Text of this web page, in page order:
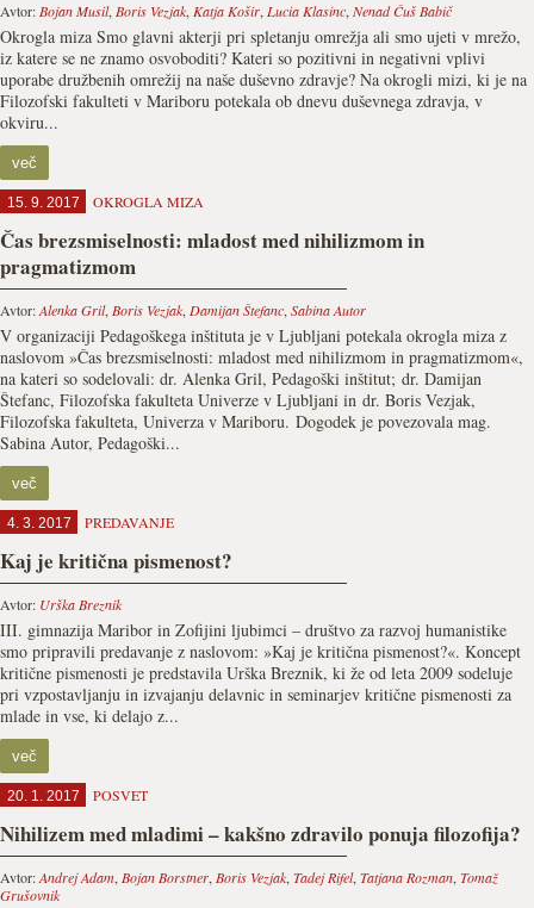
Avtor: Bojan Musil, Boris Vezjak, Katja Košir, Lucia Klasinc, Nenad Čuš Babič
Okrogla miza Smo glavni akterji pri spletanju omrežja ali smo ujeti v mrežo,
iz katere se ne znamo osvoboditi? Kateri so pozitivni in negativni vplivi
uporabe družbenih omrežij na naše duševno zdravje? Na okrogli mizi, ki je na
Filozofski fakulteti v Mariboru potekala ob dnevu duševnega zdravja, v
okviru...
več
15. 9. 2017 OKROGLA MIZA
Čas brezsmiselnosti: mladost med nihilizmom in
pragmatizmom
Avtor:Alenka Gril, Boris Vezjak, Damijan Štefanc, Sabina Autor
V organizaciji Pedagoškega inštituta je v Ljubljani potekala okrogla miza z
naslovom »Čas brezsmiselnosti: mladost med nihilizmom in pragmatizmom«,
na kateri so sodelovali: dr. Alenka Gril, Pedagoški inštitut; dr. Damijan
Štefanc, Filozofska fakulteta Univerze v Ljubljani in dr. Boris Vezjak,
Filozofska fakulteta, Univerza v Mariboru. Dogodek je povezovala mag.
Sabina Autor, Pedagoški...
več
4. 3. 2017 PREDAVANJE
Kaj je kritična pismenost?
Avtor: Urška Breznik
III. gimnazija Maribor in Zofijini ljubimci – društvo za razvoj humanistike
smo pripravili predavanje z naslovom: »Kaj je kritična pismenost?«. Koncept
kritične pismenosti je predstavila Urška Breznik, ki že od leta 2009 sodeluje
pri vzpostavljanju in izvajanju delavnic in seminarjev kritične pismenosti za
mlade in vse, ki delajo z...
več
20. 1. 2017 POSVET
Nihilizem med mladimi – kakšno zdravilo ponuja filozofija?
Avtor:Andrej Adam, Bojan Borstner, Boris Vezjak, Tadej Rifel, Tatjana Rozman, Tomaž
Grušovnik